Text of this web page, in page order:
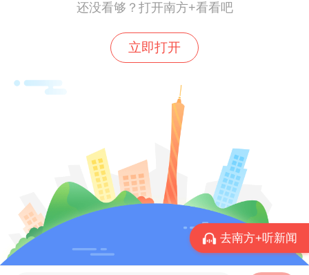
约能动性，是基层发展的堵点之一。以县域
村振兴、公共服务等任务，但项目审批等很
多关键权限却集中在市级及以上政府。
“强县必先赋权。”在广东省发展研究中心党
组成员、副主任谭炳才看来，“目前广东县域
发展还存在较多约束，扩权强县、强县扩权
改革对于广东县域强活力、增动能具有重要
意义”。
还没看够？打开南方+看看吧
立即打开
去南方+听新闻